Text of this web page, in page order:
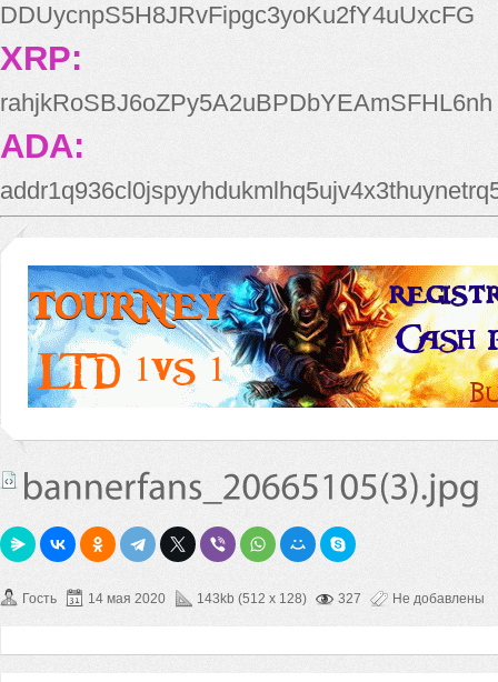
DDUycnpS5H8JRvFipgc3yoKu2fY4uUxcFG
XRP:
rahjkRoSBJ6oZPy5A2uBPDbYEAmSFHL6nh
ADA:
Гость 14 мая 2020 143kb (512 x 128) 327 Не добавлены